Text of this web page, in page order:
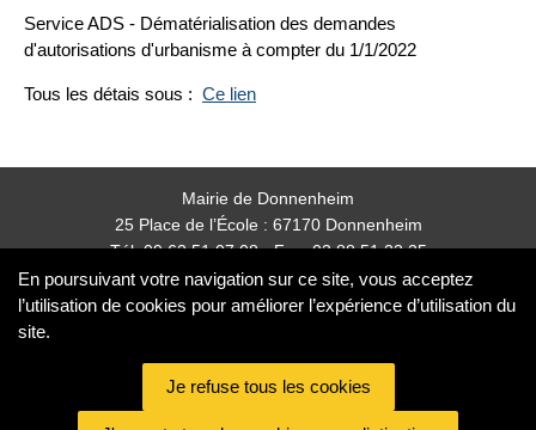
En poursuivant votre navigation sur ce site, vous acceptez
l’utilisation de cookies pour améliorer l’expérience d’utilisation du
site.
Service ADS - Dématérialisation des demandes
d'autorisations d'urbanisme à compter du 1/1/2022
Tous les détais sous : Ce lien
Mairie de Donnenheim
25 Place de l’École : 67170 Donnenheim
Tél: 09 62 51 07 08 - Fax: 03 88 51 23 25
mairie.donnenheim@orange.fr
partenaires